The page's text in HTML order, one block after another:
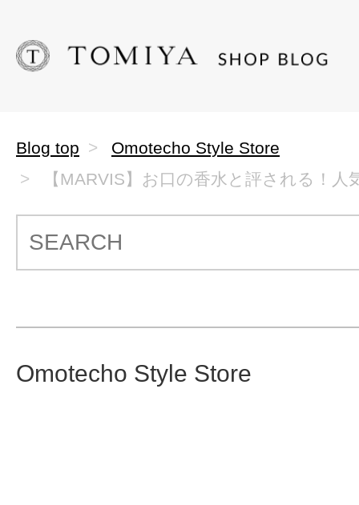
Blog top
Omotecho Style Store
【MARVIS】お口の香水と評される！人
Omotecho Style Store